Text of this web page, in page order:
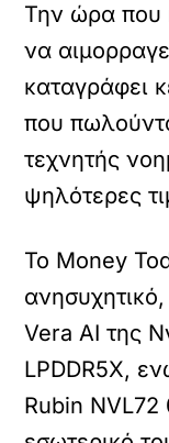
Την ώρα που
να
καταγράφει
που
τεχνητής
ψηλότερες
Το Money
Vera AI της
LPDDR5X,
Rubin NVL72